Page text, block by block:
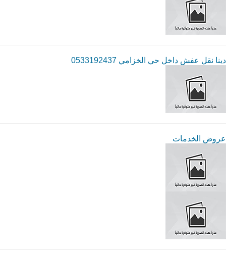
دينا نقل عفش داخل حي الخزامي 0533192437
عروض الخدمات